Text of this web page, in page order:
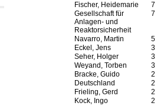
7
Fischer, Heidemarie
7
Gesellschaft für
Anlagen- und
Reaktorsicherheit
5
Navarro, Martin
3
Eckel, Jens
3
Seher, Holger
3
Weyand, Torben
2
Bracke, Guido
2
Deutschland
2
Frieling, Gerd
2
Kock, Ingo